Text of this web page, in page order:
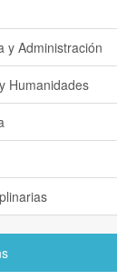
y Administración
Humanidades